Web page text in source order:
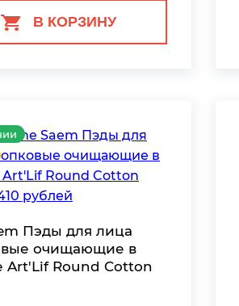
В КОРЗИНУ
Пэды для лица
очищающие в
Art'Lif Round Cotton